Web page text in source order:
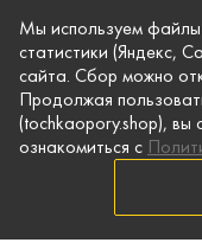
точности и полноты
поводу
Технические
указанные на сайте,
изменены в любое
© Точка опоры,
Защита
Мы используем
статистики (Яндекс,
сайта. Сбор можно
Продолжая
(tochkaopory.shop), вы
ознакомиться с